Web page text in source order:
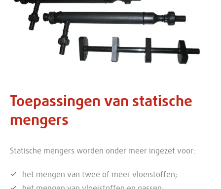
Toepassingen van statische
mengers
Statische mengers worden onder meer ingezet voor:
het mengen van twee of meer vloeistoffen;